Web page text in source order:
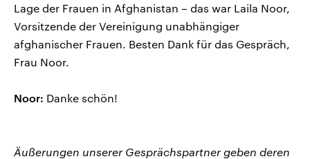
Lage der Frauen in Afghanistan – das war Laila Noor,
Vorsitzende der Vereinigung unabhängiger
afghanischer Frauen. Besten Dank für das Gespräch,
Frau Noor.
Noor: Danke schön!
Äußerungen unserer Gesprächspartner geben deren